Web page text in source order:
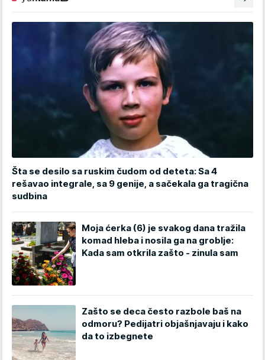
Šta se desilo sa ruskim čudom od deteta: Sa 4
rešavao integrale, sa 9 genije, a sačekala ga tragična
sudbina
Moja ćerka (6) je svakog dana tražila
komad hleba i nosila ga na groblje:
Kada sam otkrila zašto - zinula sam
Zašto se deca često razbole baš na
odmoru? Pedijatri objašnjavaju i kako
da to izbegnete